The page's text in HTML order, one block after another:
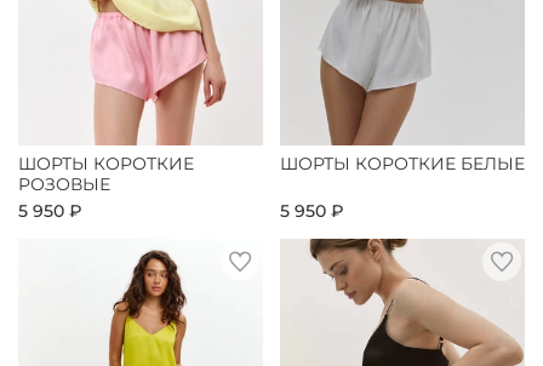
ШОРТЫ КОРОТКИЕ
РОЗОВЫЕ
5 950 ₽
ШОРТЫ КОРОТКИЕ БЕЛЫЕ
5 950 ₽